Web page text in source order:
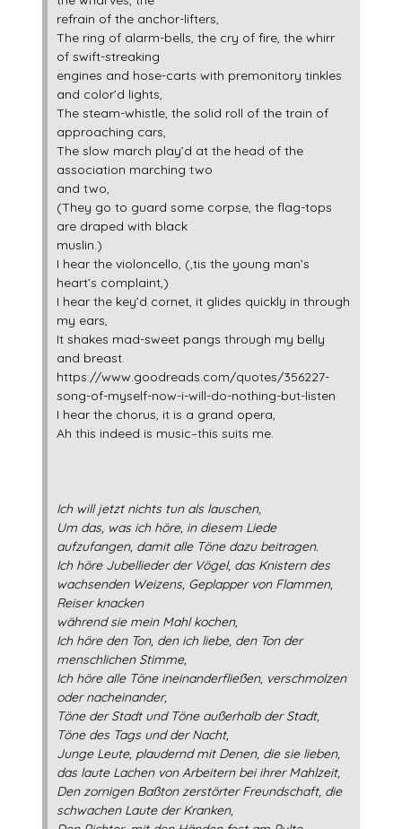
refrain of the anchor-lifters,
The ring of alarm-bells, the cry of fire, the whirr
of swift-streaking
engines and hose-carts with premonitory tinkles
and color’d lights,
The steam-whistle, the solid roll of the train of
approaching cars,
The slow march play’d at the head of the
association marching two
and two,
(They go to guard some corpse, the flag-tops
are draped with black
muslin.)
I hear the violoncello, (‚tis the young man’s
heart’s complaint,)
I hear the key’d cornet, it glides quickly in through
my ears,
It shakes mad-sweet pangs through my belly
and breast.
https://www.goodreads.com/quotes/356227-
song-of-myself-now-i-will-do-nothing-but-listen
I hear the chorus, it is a grand opera,
Ah this indeed is music–this suits me.
Ich will jetzt nichts tun als lauschen,
Um das, was ich höre, in diesem Liede
aufzufangen, damit alle Töne dazu beitragen.
Ich höre Jubellieder der Vögel, das Knistern des
wachsenden Weizens, Geplapper von Flammen,
Reiser knacken
während sie mein Mahl kochen,
Ich höre den Ton, den ich liebe, den Ton der
menschlichen Stimme,
Ich höre alle Töne ineinanderfließen, verschmolzen
oder nacheinander,
Töne der Stadt und Töne außerhalb der Stadt,
Töne des Tags und der Nacht,
Junge Leute, plaudernd mit Denen, die sie lieben,
das laute Lachen von Arbeitern bei ihrer Mahlzeit,
Den zornigen Baßton zerstörter Freundschaft, die
schwachen Laute der Kranken,